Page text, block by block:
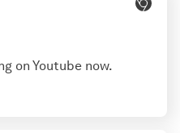
on Youtube now.